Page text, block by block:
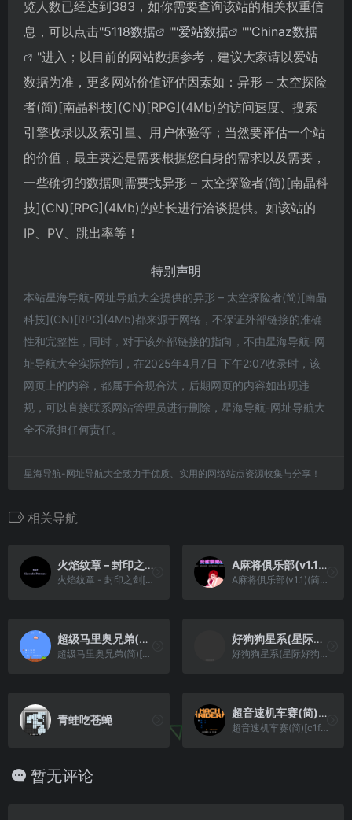
览人数已经达到383，如你需要查询该站的相关权重信
息，可以点击"5118数据 ""爱站数据 ""Chinaz数据
"进入；以目前的网站数据参考，建议大家请以爱站
数据为准，更多网站价值评估因素如：异形 – 太空探险
者(简)[南晶科技](CN)[RPG](4Mb)的访问速度、搜索
引擎收录以及索引量、用户体验等；当然要评估一个站
的价值，最主要还是需要根据您自身的需求以及需要，
一些确切的数据则需要找异形 – 太空探险者(简)[南晶科
技](CN)[RPG](4Mb)的站长进行洽谈提供。如该站的
IP、PV、跳出率等！
特别声明
本站星海导航-网址导航大全提供的异形 – 太空探险者(简)[南晶
科技](CN)[RPG](4Mb)都来源于网络，不保证外部链接的准确
性和完整性，同时，对于该外部链接的指向，不由星海导航-网
址导航大全实际控制，在2025年4月7日 下午2:07收录时，该
网页上的内容，都属于合规合法，后期网页的内容如出现违
规，可以直接联系网站管理员进行删除，星海导航-网址导航大
全不承担任何责任。
星海导航-网址导航大全致力于优质、实用的网络站点资源收集与分享！
相关导航
火焰纹章 – 封印之剑[CGP&W_anthony](简)(JP)(79.46Mb)
火焰纹章 - 封印之剑[CGP&W_anthony](简)(JP)(79.46Mb)
A麻将俱乐部(v1.1)(简)[汉化你妹](EU)[TAB](2Mb)
A麻将俱乐部(v1.1)(简)[汉化你妹](EU)[TAB](2Mb)
超级马里奥兄弟(简)[F0REVERD](JUE)[ACT](0.31Mb)
超级马里奥兄弟(简)[F0REVERD](JUE)[ACT](0.31Mb)
好狗狗星系(星际好狗)(官中)(简)(256Mb)
好狗狗星系(星际好狗)(官中)(简)(256Mb)
青蛙吃苍蝇
超音速机车赛(简)[c1faceb0](JU)[RAC](0.31Mb)
超音速机车赛(简)[c1faceb0](JU)[RAC](0.31Mb)
暂无评论